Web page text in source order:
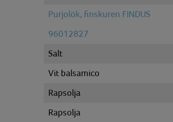
Purjolök, finskuren FINDUS
96012827
Salt
Vit balsamico
Rapsolja
Rapsolja